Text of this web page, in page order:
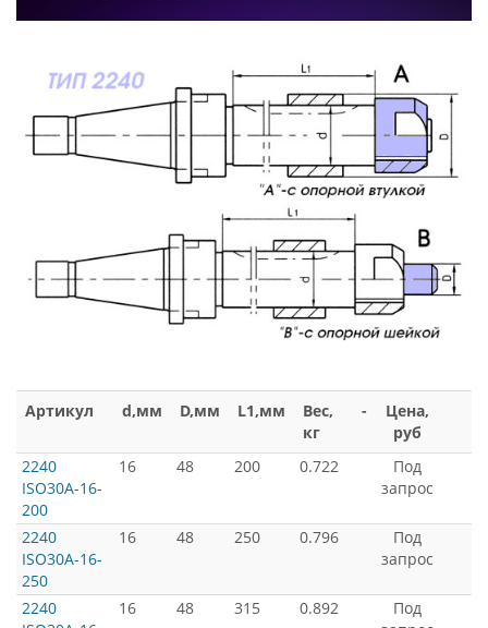
Артикул d,мм D,мм L1,мм
Вес,
кг
-
Цена,
руб
2240
ISO30A-16-
200
16 48 200 0.722
Под
запрос
2240
ISO30A-16-
250
16 48 250 0.796
Под
запрос
2240
16 48 315 0.892
Под